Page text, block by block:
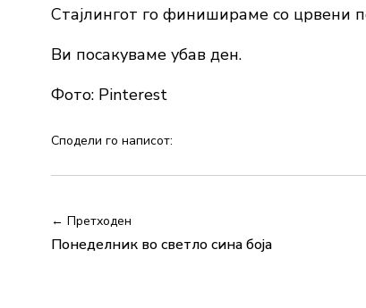
Стајлингот го финишираме со црвени
Ви посакуваме убав ден.
Фото: Pinterest
Сподели го написот:
← Претходен
Понеделник во светло сина боја